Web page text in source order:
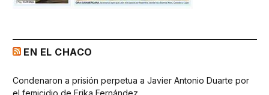
EN EL CHACO
Condenaron a prisión perpetua a Javier Antonio Duarte por
el femicidio de Erika Fernández